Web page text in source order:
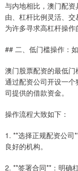
与内地相比，澳门配
由、杠杆比例灵活、
为许多寻求高杠杆操作
## 二、低门槛操作：
澳门股票配资的最低
通过配资公司开设一
司提供的借款资金。
操作流程大致如下：
1. **选择正规配资公
良好的机构。
2. **签署合同**：明确